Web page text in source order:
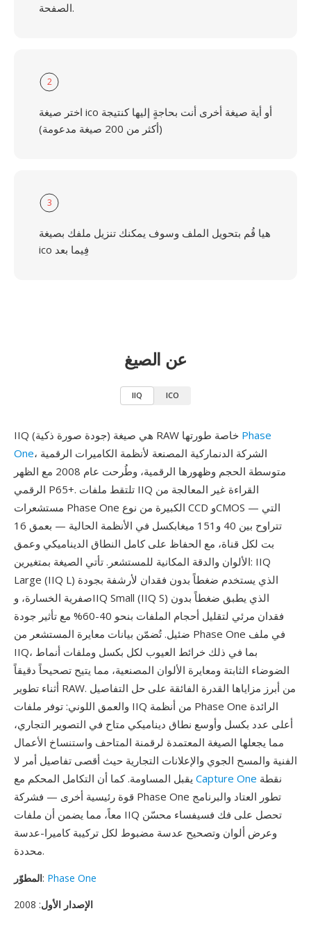
الصفحة.
2
اختر صيغة ico أو أية صيغة أخرى أنت بحاجةٍ إليها كنتيجة
(أكثر من 200 صيغة مدعومة)
3
هيا قُم بتحويل الملف وسوف يمكنك تنزيل ملفك بصيغة
ico فِيما بعد
عن الصيغ
IIQ ICO
Phase
One، الشركة الدنماركية المصنعة لأنظمة الكاميرات الرقمية
متوسطة الحجم وظهورها الرقمية، وطُرحت عام 2008 مع الظهر
الرقمي P65+. تلتقط ملفات IIQ القراءة غير المعالجة من
مستشعرات Phase One الكبيرة من نوع CCD وCMOS — التي
تتراوح بين 40 و151 ميغابكسل في الأنظمة الحالية — بعمق 16
بت لكل قناة، مع الحفاظ على كامل النطاق الديناميكي وعمق
الألوان والدقة المكانية للمستشعر. تأتي الصيغة بمتغيرين: IIQ
Large (IIQ L) الذي يستخدم ضغطاً بدون فقدان لأرشفة بجودة
صفرية الخسارة، وIIQ Small (IIQ S) الذي يطبق ضغطاً بدون
فقدان مرئي لتقليل أحجام الملفات بنحو 40-60% مع تأثير جودة
ضئيل. تُضمّن بيانات معايرة المستشعر من Phase One في ملف
IIQ، بما في ذلك خرائط العيوب لكل بكسل وملفات أنماط
الضوضاء الثابتة ومعايرة الألوان المصنعية، مما يتيح تصحيحاً دقيقاً
أثناء تطوير RAW. من أبرز مزاياها القدرة الفائقة على حل التفاصيل
والعمق اللوني: توفر ملفات IIQ من أنظمة Phase One الرائدة
أعلى عدد بكسل وأوسع نطاق ديناميكي متاح في التصوير التجاري،
مما يجعلها الصيغة المعتمدة لرقمنة المتاحف واستنساخ الأعمال
الفنية والمسح الجوي والإعلانات التجارية حيث أقصى تفاصيل أمر لا
Capture One
قوة رئيسية أخرى — فشركة Phase One تطور العتاد والبرنامج
معاً، مما يضمن أن ملفات IIQ تحصل على فك فسيفساء محسّن
وعرض ألوان وتصحيح عدسة مضبوط لكل تركيبة كاميرا-عدسة
محددة.
المطوّر: Phase One
الإصدار الأول: 2008